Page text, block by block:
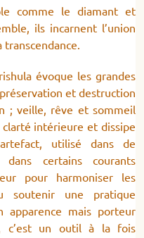
comme le diamant et
ils incarnent l’union
transcendance.
évoque les grandes
et destruction
; veille, rêve et sommeil
intérieure et dissipe
utilisé dans de
certains courants
pour harmoniser les
soutenir une pratique
apparence mais porteur
c’est un outil à la fois